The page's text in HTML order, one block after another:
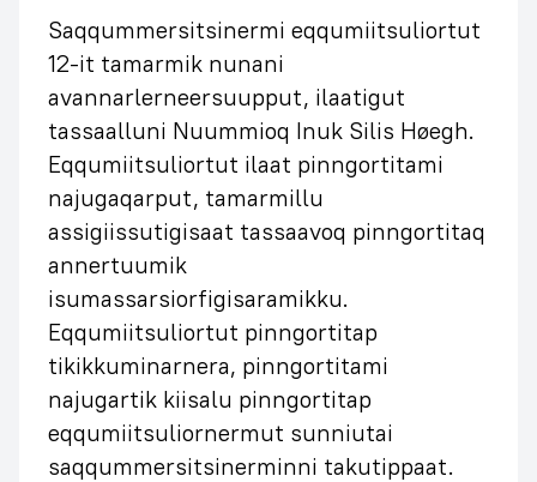
Saqqummersitsinermi eqqumiitsuliortut
12-it tamarmik nunani
avannarlerneersuupput, ilaatigut
tassaalluni Nuummioq Inuk Silis Høegh.
Eqqumiitsuliortut ilaat pinngortitami
najugaqarput, tamarmillu
assigiissutigisaat tassaavoq pinngortitaq
annertuumik
isumassarsiorfigisaramikku.
Eqqumiitsuliortut pinngortitap
tikikkuminarnera, pinngortitami
najugartik kiisalu pinngortitap
eqqumiitsuliornermut sunniutai
saqqummersitsinerminni takutippaat.